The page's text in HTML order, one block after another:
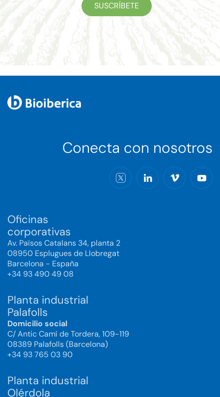
SUSCRÍBETE
Conecta con nosotros
Oficinas
corporativas
Av. Països Catalans 34, planta 2
08950 Esplugues de Llobregat
Barcelona - España
+34 93 490 49 08
Planta industrial
Palafolls
Domicilio social
C/ Antic Camí de Tordera, 109-119
08389 Palafolls (Barcelona)
+34 93 765 03 90
Planta industrial
Olérdola